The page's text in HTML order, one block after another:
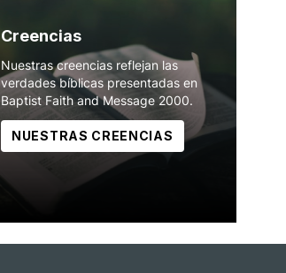
Creencias
Nuestras creencias reflejan las
verdades bíblicas presentadas en
Baptist Faith and Message 2000.
NUESTRAS CREENCIAS